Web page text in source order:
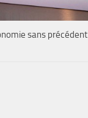
sans précédent